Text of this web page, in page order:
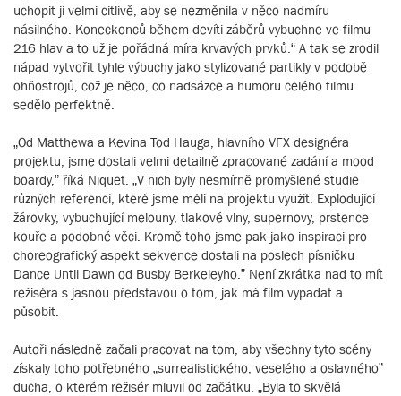
uchopit ji velmi citlivě, aby se nezměnila v něco nadmíru
násilného. Koneckonců během devíti záběrů vybuchne ve filmu
216 hlav a to už je pořádná míra krvavých prvků.“ A tak se zrodil
nápad vytvořit tyhle výbuchy jako stylizované partikly v podobě
ohňostrojů, což je něco, co nadsázce a humoru celého filmu
sedělo perfektně.
„Od Matthewa a Kevina Tod Hauga, hlavního VFX designéra
projektu, jsme dostali velmi detailně zpracované zadání a mood
boardy,” říká Niquet. „V nich byly nesmírně promyšlené studie
různých referencí, které jsme měli na projektu využít. Explodující
žárovky, vybuchující melouny, tlakové vlny, supernovy, prstence
kouře a podobné věci. Kromě toho jsme pak jako inspiraci pro
choreografický aspekt sekvence dostali na poslech písničku
Dance Until Dawn od Busby Berkeleyho.” Není zkrátka nad to mít
režiséra s jasnou představou o tom, jak má film vypadat a
působit.
Autoři následně začali pracovat na tom, aby všechny tyto scény
získaly toho potřebného „surrealistického, veselého a oslavného”
ducha, o kterém režisér mluvil od začátku. „Byla to skvělá